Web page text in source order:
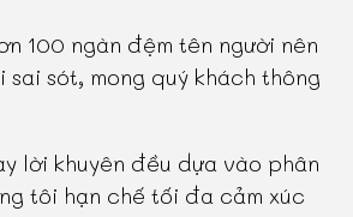
100 ngàn đệm tên người nên
sai sót, mong quý khách thông
lời khuyên đều dựa vào phân
tôi hạn chế tối đa cảm xúc